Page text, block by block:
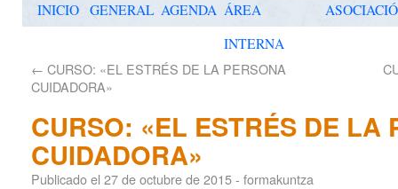
INICIO GENERAL AGENDA ÁREA
INTERNA
← CURSO: «EL ESTRÉS DE LA PERSONA
CUIDADORA»
CURSO: «EL ESTRÉS DE LA
CUIDADORA»
Publicado el 27 de octubre de 2015- formakuntza